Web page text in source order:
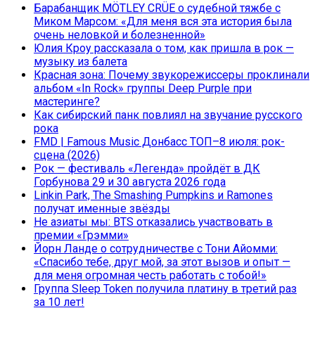
Барабанщик MÖTLEY CRÜE о судебной тяжбе с
Миком Марсом: «Для меня вся эта история была
очень неловкой и болезненной»
Юлия Кроу рассказала о том, как пришла в рок —
музыку из балета
Красная зона: Почему звукорежиссеры проклинали
альбом «In Rock» группы Deep Purple при
мастеринге?
Как сибирский панк повлиял на звучание русского
рока
FMD | Famous Music Донбасс ТОП–8 июля: рок-
сцена (2026)
Рок — фестиваль «Легенда» пройдёт в ДК
Горбунова 29 и 30 августа 2026 года
Linkin Park, The Smashing Pumpkins и Ramones
получат именные звёзды
Не азиаты мы: BTS отказались участвовать в
премии «Грэмми»
Йорн Ланде о сотрудничестве с Тони Айомми:
«Спасибо тебе, друг мой, за этот вызов и опыт —
для меня огромная честь работать с тобой!»
Группа Sleep Token получила платину в третий раз
за 10 лет!